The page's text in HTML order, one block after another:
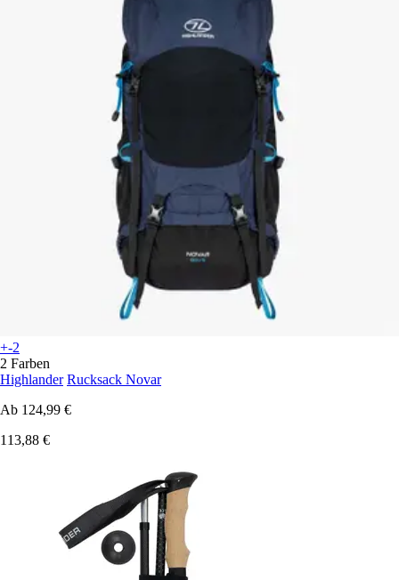
+-2
2 Farben
Highlander Rucksack Novar
Ab 124,99 €
113,88 €